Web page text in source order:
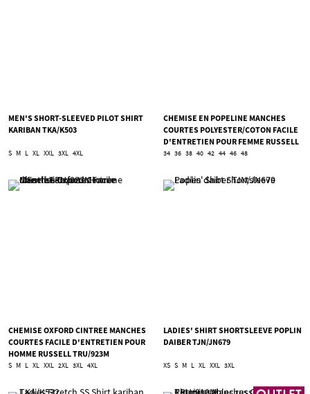
MEN'S SHORT-SLEEVED PILOT SHIRT
KARIBAN TKA/K503
S M L XL XXL 3XL 4XL
CHEMISE EN POPELINE MANCHES
COURTES POLYESTER/COTON FACILE
D'ENTRETIEN POUR FEMME RUSSELL
TRU/935F
34 36 38 40 42 44 46 48
CHEMISE OXFORD CINTREE MANCHES
COURTES FACILE D'ENTRETIEN POUR
HOMME RUSSELL TRU/923M
S M L XL XXL 2XL 3XL 4XL
LADIES' SHIRT SHORTSLEEVE POPLIN
DAIBER TJN/JN679
XS S M L XL XXL 3XL